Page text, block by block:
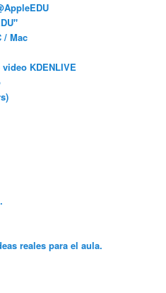
/ Mac
KDENLIVE
reales para el aula.